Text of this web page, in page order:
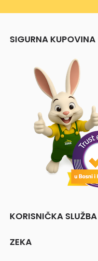
SIGURNA KUPOVINA
KORISNIČKA SLUŽBA
ZEKA